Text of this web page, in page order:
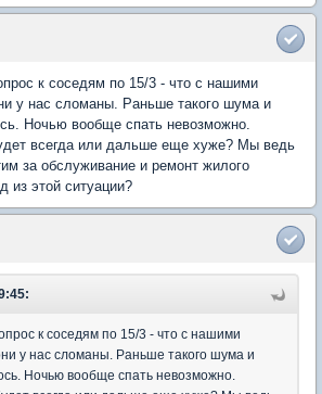
к соседям по 15/3 - что с нашими
у нас сломаны. Раньше такого шума и
Ночью вообще спать невозможно.
всегда или дальше еще хуже? Мы ведь
за обслуживание и ремонт жилого
из этой ситуации?
к соседям по 15/3 - что с нашими
у нас сломаны. Раньше такого шума и
Ночью вообще спать невозможно.